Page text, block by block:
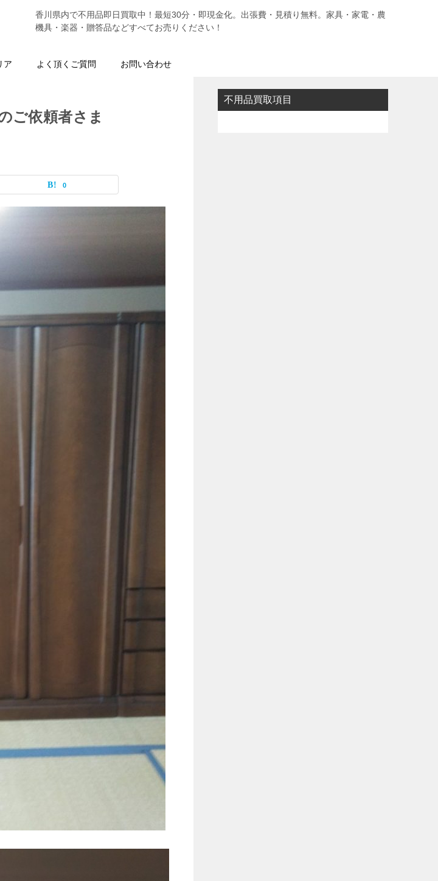
香川県内で不用品即日買取中！最短30分・即現金化。出張費・見積り無料。家具・家電・農
機具・楽器・贈答品などすべてお売りください！
ア よく頂くご質問 お問い合わせ
ご依頼者さま
0
不用品買取項目